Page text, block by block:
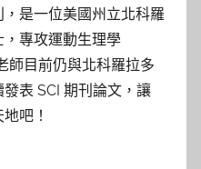
是一位美國州立北科羅
專攻運動生理學
師目前仍與北科羅拉多
表 SCI 期刊論文，讓
吧！